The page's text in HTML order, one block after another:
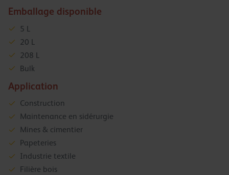
Emballage disponible
5 L
20 L
208 L
Bulk
Application
Construction
Maintenance en sidérurgie
Mines & cimentier
Papeteries
Industrie textile
Filière bois